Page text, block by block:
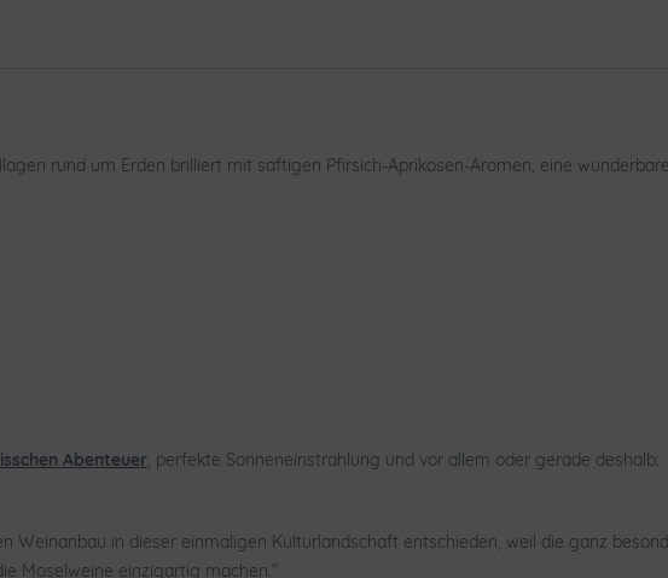
rund um Erden brilliert mit saftigen Pfirsich-Aprikosen-Aromen, eine
Abenteuer, perfekte Sonneneinstrahlung und vor allem oder gerade deshalb:
in dieser einmaligen Kulturlandschaft entschieden, weil die ganz
Moselweine einzigartig machen."